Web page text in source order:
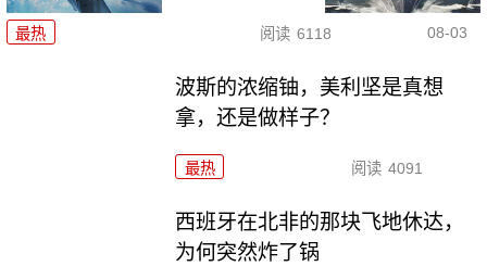
最热 阅读 6118 08-03
波斯的浓缩铀，美利坚是真想
拿，还是做样子？
最热 阅读 4091
西班牙在北非的那块飞地休达，
为何突然炸了锅